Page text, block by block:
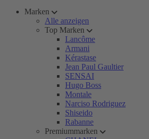
Marken
Alle anzeigen
Top Marken
Lancôme
Armani
Kérastase
Jean Paul Gaultier
SENSAI
Hugo Boss
Montale
Narciso Rodriguez
Shiseido
Rabanne
Premiummarken